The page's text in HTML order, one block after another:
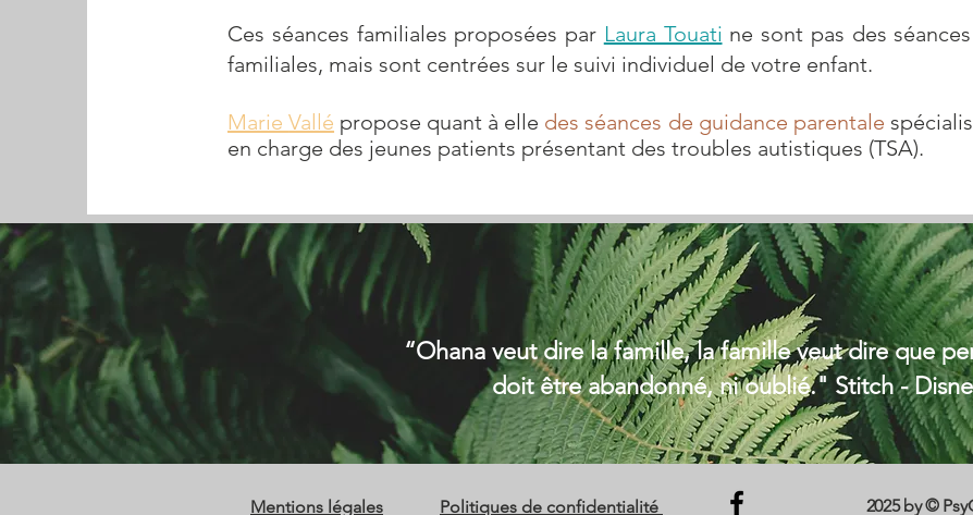
Ces séances familiales proposées par Laura Touati ne sont pas des
familiales, mais sont centrées sur le suivi individuel de votre enfant.
MarieVallé propose quant à elle des séances de guidance parentale
en charge des jeunes patients présentant des troubles autistiques (TSA).
“Ohana veut dire la famille, la famille veut dire que
doit être abandonné, ni oublié."Stitch -
Mentions légales Politiques de confidentialité 2025 by ©